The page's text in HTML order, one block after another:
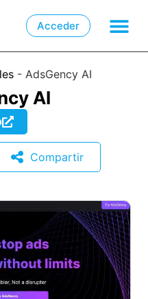
Acceder
- AdsGency AI
AI
Compartir